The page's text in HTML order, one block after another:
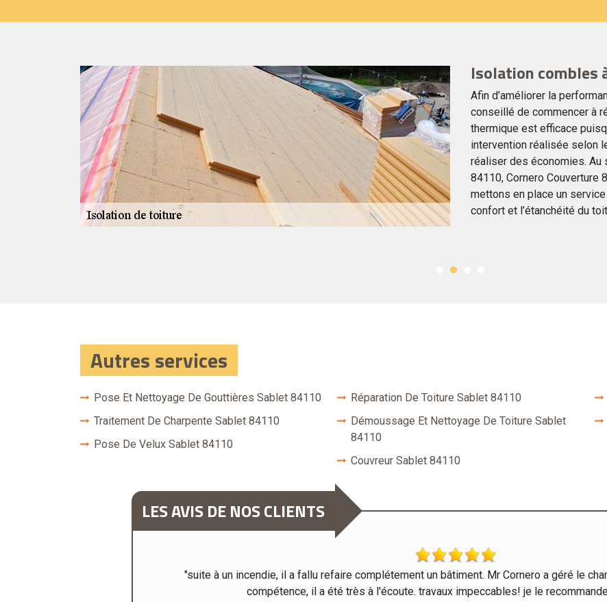
Isolation combles
Afin d’améliorer la
conseillé de commencer à
thermique est efficace
intervention réalisée selon
réaliser des économies.
84110, Cornero Couverture
mettons en place un
confort et l’étanchéité du
Autres services
Pose Et Nettoyage De Gouttières Sablet 84110
Traitement De Charpente Sablet 84110
Pose De Velux Sablet 84110
Réparation De Toiture Sablet 84110
Démoussage Et Nettoyage De Toiture Sablet
84110
Couvreur Sablet 84110
LES AVIS DE NOS CLIENTS
"suite à un incendie, il a fallu refaire complétement un bâtiment. Mr Cornero a géré le
compétence, il a été très à l'écoute. travaux impeccables! je le